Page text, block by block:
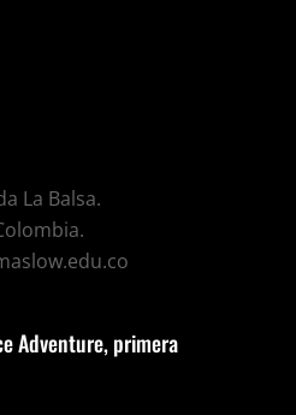
La Balsa.
Adventure, primera